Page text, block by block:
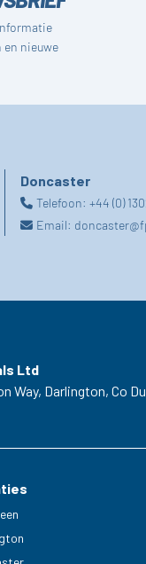
en nieuwe
Doncaster
Telefoon: +44 (0)
Email:
Ltd
Way, Darlington, Co